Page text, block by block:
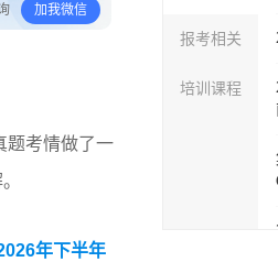
加我微信
题考情做了一
2026年下半年
报考相关
培训课程